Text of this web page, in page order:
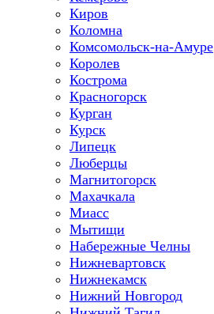
Киров
Коломна
Комсомольск-на-Амуре
Королев
Кострома
Красногорск
Курган
Курск
Липецк
Люберцы
Магнитогорск
Махачкала
Миасс
Мытищи
Набережные Челны
Нижневартовск
Нижнекамск
Нижний Новгород